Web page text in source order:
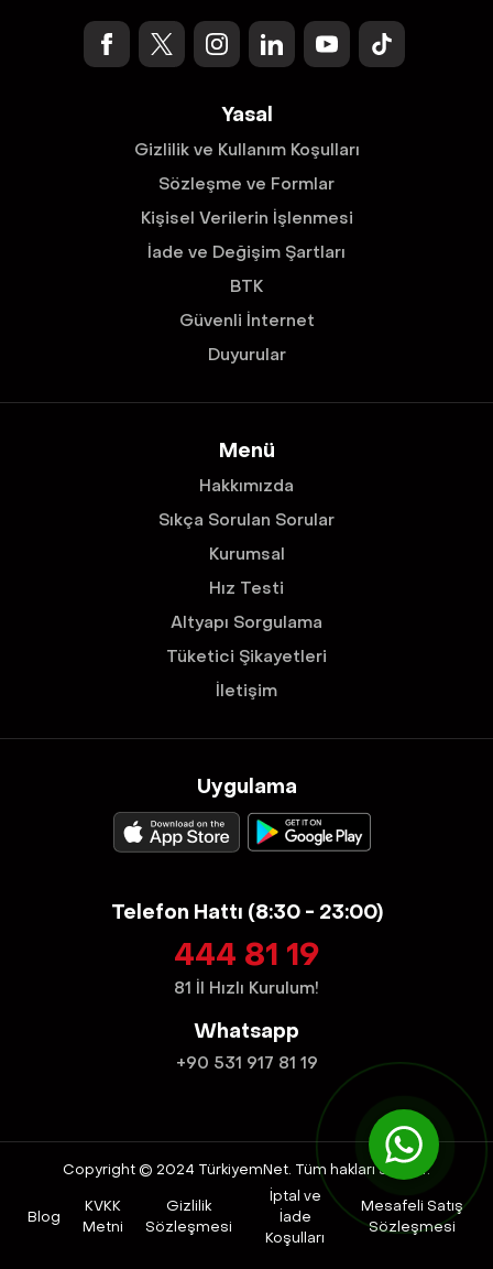
Yasal
Gizlilik ve Kullanım Koşulları
Sözleşme ve Formlar
Kişisel Verilerin İşlenmesi
İade ve Değişim Şartları
BTK
Güvenli İnternet
Duyurular
Menü
Hakkımızda
Sıkça Sorulan Sorular
Kurumsal
Hız Testi
Altyapı Sorgulama
Tüketici Şikayetleri
İletişim
Uygulama
Telefon Hattı (8:30 - 23:00)
444 81 19
81 İl Hızlı Kurulum!
Whatsapp
+90 531 917 81 19
Copyright © 2024 TürkiyemNet. Tüm hakları saklıdır.
Blog
KVKK
Metni
Gizlilik
Sözleşmesi
İptal ve
İade
Koşulları
Mesafeli Satış
Sözleşmesi